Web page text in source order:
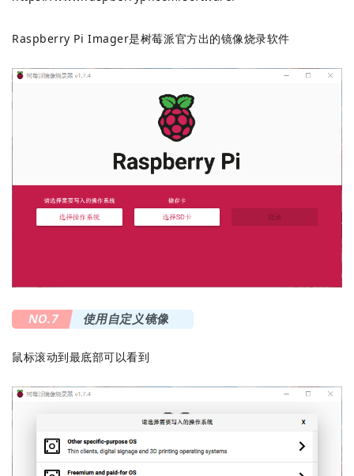
Raspberry Pi Imager是树莓派官方出的镜像烧录软件
NO.7 使用自定义镜像
鼠标滚动到最底部可以看到